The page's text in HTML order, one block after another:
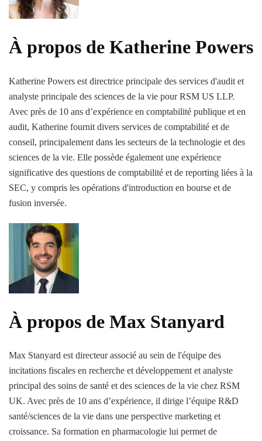
À propos de Katherine Powers
Katherine Powers est directrice principale des services d'audit et
analyste principale des sciences de la vie pour RSM US LLP.
Avec près de 10 ans d’expérience en comptabilité publique et en
audit, Katherine fournit divers services de comptabilité et de
conseil, principalement dans les secteurs de la technologie et des
sciences de la vie. Elle possède également une expérience
significative des questions de comptabilité et de reporting liées à la
SEC, y compris les opérations d'introduction en bourse et de
fusion inversée.
À propos de Max Stanyard
Max Stanyard est directeur associé au sein de l'équipe des
incitations fiscales en recherche et développement et analyste
principal des soins de santé et des sciences de la vie chez RSM
UK. Avec près de 10 ans d’expérience, il dirige l’équipe R&D
santé/sciences de la vie dans une perspective marketing et
croissance. Sa formation en pharmacologie lui permet de